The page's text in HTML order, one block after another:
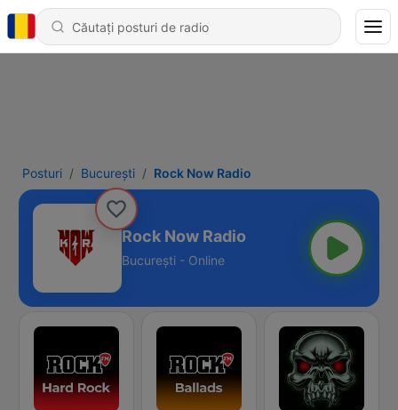
Posturi Bucureşti Rock Now Radio
Rock Now Radio
Bucureşti - Online